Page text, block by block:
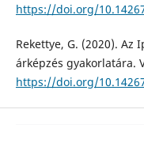
https://doi.org/
Rekettye, G. (2020). Az
árképzés gyakorlatára.
https://doi.org/